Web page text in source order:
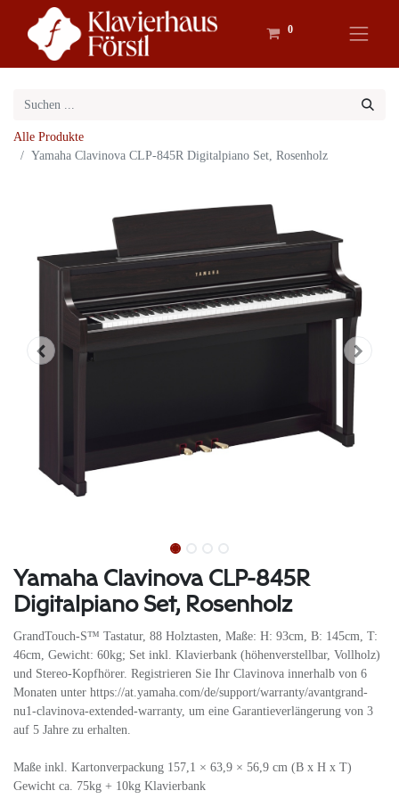
0
Alle Produkte
Yamaha Clavinova CLP-845R Digitalpiano Set, Rosenholz
Yamaha Clavinova CLP-845R
Digitalpiano Set, Rosenholz
GrandTouch-S™ Tastatur, 88 Holztasten, Maße: H: 93cm, B: 145cm, T:
46cm, Gewicht: 60kg; Set inkl. Klavierbank (höhenverstellbar, Vollholz)
und Stereo-Kopfhörer. Registrieren Sie Ihr Clavinova innerhalb von 6
Monaten unter https://at.yamaha.com/de/support/warranty/avantgrand-
nu1-clavinova-extended-warranty, um eine Garantieverlängerung von 3
auf 5 Jahre zu erhalten.
Maße inkl. Kartonverpackung 157,1 × 63,9 × 56,9 cm (B x H x T)
Gewicht ca. 75kg + 10kg Klavierbank